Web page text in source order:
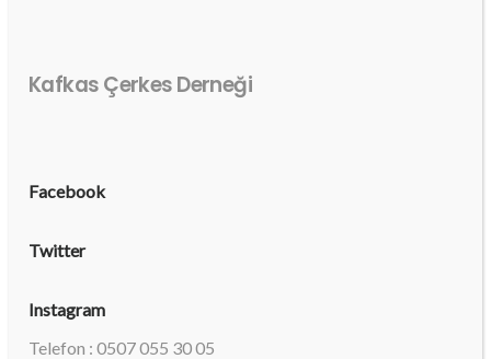
Kafkas Çerkes Derneği
Facebook
Twitter
Instagram
Telefon : 0507 055 30 05